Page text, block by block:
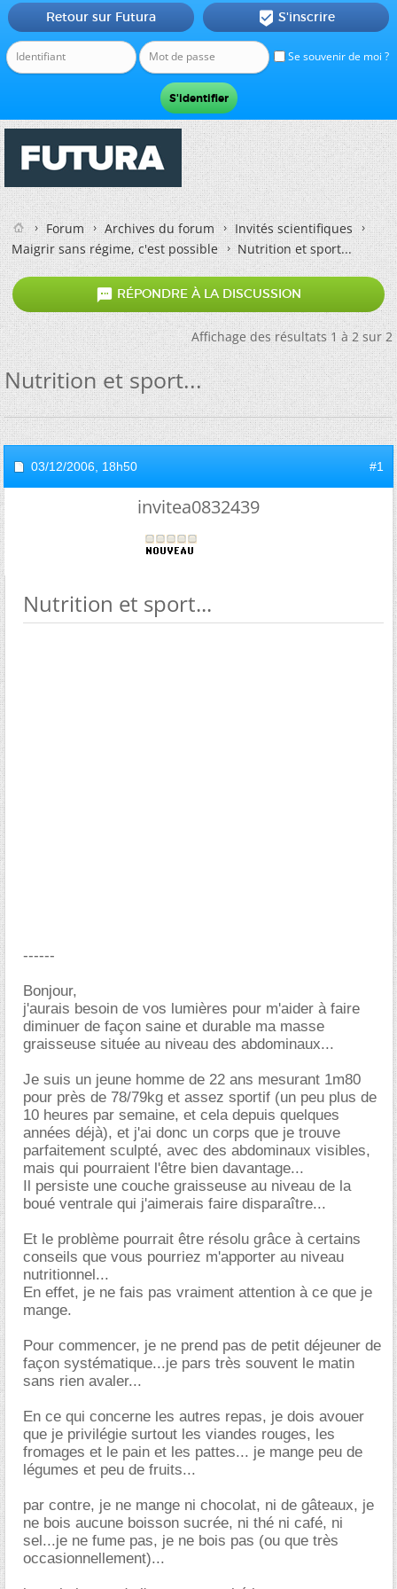
Se souvenir de moi ?
Retour sur Futura  S'inscrire
Forum Archives du forum
Invités scientifiques
Maigrir sans régime, c'est possible
Nutrition et sport...
 RÉPONDRE À LA DISCUSSION
Affichage des résultats 1 à 2 sur 2
Nutrition et sport...
03/12/2006, 18h50 #1
invitea0832439
Nutrition et sport...
------
Bonjour,
j'aurais besoin de vos lumières pour m'aider à faire
diminuer de façon saine et durable ma masse
graisseuse située au niveau des abdominaux...
Je suis un jeune homme de 22 ans mesurant 1m80
pour près de 78/79kg et assez sportif (un peu plus de
10 heures par semaine, et cela depuis quelques
années déjà), et j'ai donc un corps que je trouve
parfaitement sculpté, avec des abdominaux visibles,
mais qui pourraient l'être bien davantage...
Il persiste une couche graisseuse au niveau de la
boué ventrale qui j'aimerais faire disparaître...
Et le problème pourrait être résolu grâce à certains
conseils que vous pourriez m'apporter au niveau
nutritionnel...
En effet, je ne fais pas vraiment attention à ce que je
mange.
Pour commencer, je ne prend pas de petit déjeuner de
façon systématique...je pars très souvent le matin
sans rien avaler...
En ce qui concerne les autres repas, je dois avouer
que je privilégie surtout les viandes rouges, les
fromages et le pain et les pattes... je mange peu de
légumes et peu de fruits...
par contre, je ne mange ni chocolat, ni de gâteaux, je
ne bois aucune boisson sucrée, ni thé ni café, ni
sel...je ne fume pas, je ne bois pas (ou que très
occasionnellement)...